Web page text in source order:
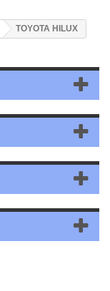
TOYOTA HILUX